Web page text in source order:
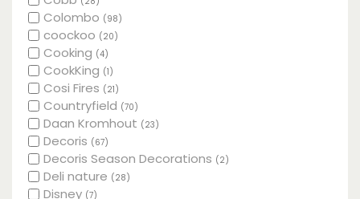
Colombo (98)
coockoo (20)
Cooking (4)
CookKing (1)
Cosi Fires (21)
Countryfield (70)
Daan Kromhout (23)
Decoris (67)
Decoris Season Decorations (2)
Deli nature (28)
Disney (7)